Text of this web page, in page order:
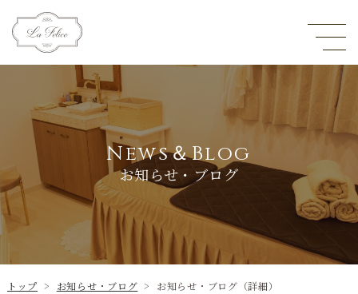
News＆Blog
お知らせ・ブログ
トップ > お知らせ・ブログ > お知らせ・ブログ（詳細）